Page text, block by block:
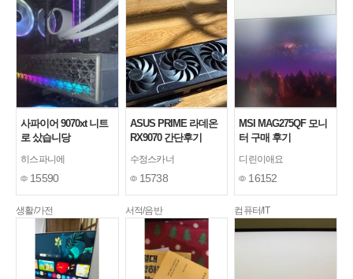
사파이어 9070xt 니트
로 샀습니당
히스파니에
15590
ASUS PRIME 라데온
RX9070 간단후기
수정스카너
15738
MSI MAG275QF 모니
터 구매 후기
디린이애요
16152
생활/가전 서적/음반 컴퓨터/IT